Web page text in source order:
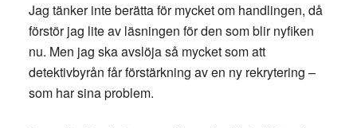
Jag tänker inte berätta för mycket om handlingen, då
förstör jag lite av läsningen för den som blir nyfiken
nu. Men jag ska avslöja så mycket som att
detektivbyrån får förstärkning av en ny rekrytering –
som har sina problem.